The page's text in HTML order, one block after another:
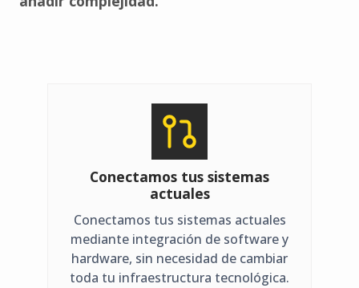
Conectamos tus sistemas
actuales
Conectamos tus sistemas actuales
mediante integración de software y
hardware, sin necesidad de cambiar
toda tu infraestructura tecnológica.